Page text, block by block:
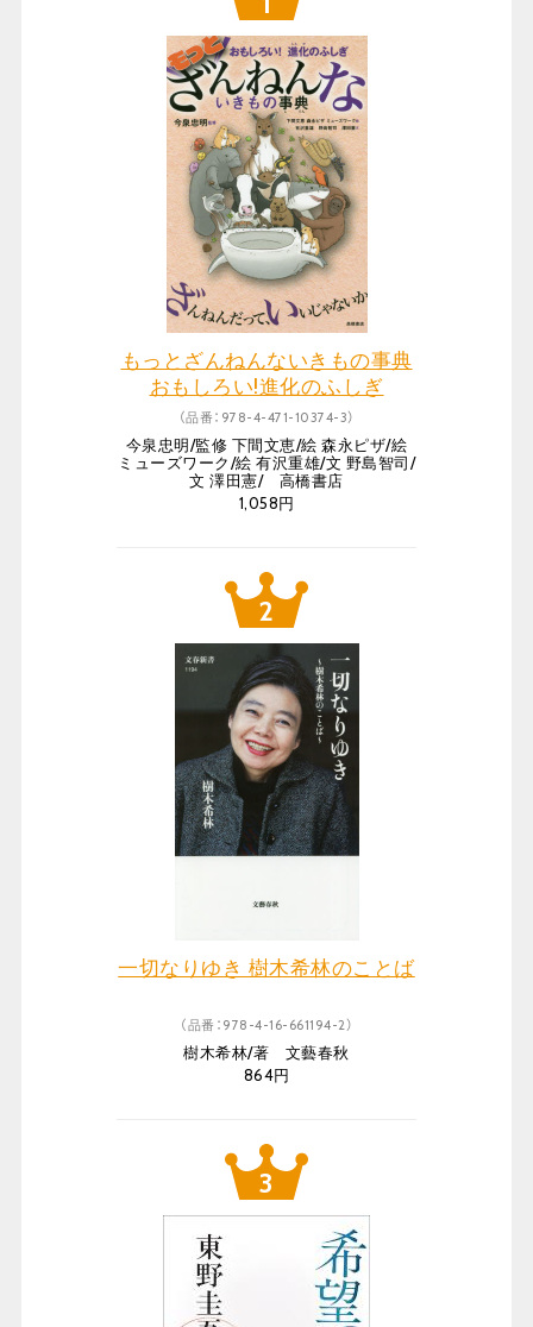
もっとざんねんないきもの事典
おもしろい!進化のふしぎ
（品番：978-4-471-10374-3）
今泉忠明/監修 下間文恵/絵 森永ピザ/絵
ミューズワーク/絵 有沢重雄/文 野島智司/
文 澤田憲/ 高橋書店
1,058円
一切なりゆき 樹木希林のことば
（品番：978-4-16-661194-2）
樹木希林/著 文藝春秋
864円